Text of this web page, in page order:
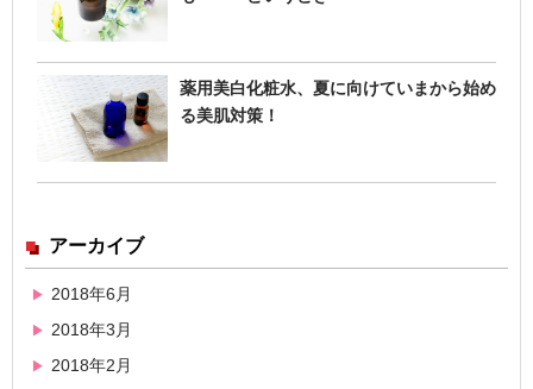
薬用美白化粧水、夏に向けていまから始め
る美肌対策！
アーカイブ
2018年6月
2018年3月
2018年2月